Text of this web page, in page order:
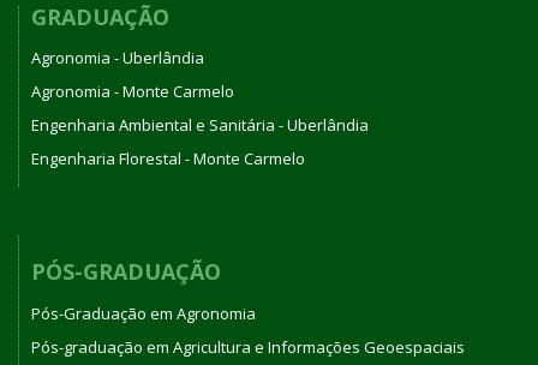
GRADUAÇÃO
Agronomia - Uberlândia
Agronomia - Monte Carmelo
Engenharia Ambiental e Sanitária - Uberlândia
Engenharia Florestal - Monte Carmelo
PÓS-GRADUAÇÃO
Pós-Graduação em Agronomia
Pós-graduação em Agricultura e Informações Geoespaciais